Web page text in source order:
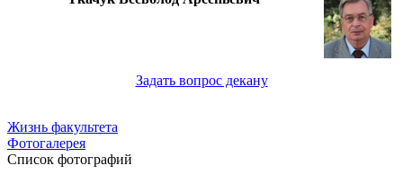
Задать вопрос декану
Жизнь факультета
Фотогалерея
Список фотографий